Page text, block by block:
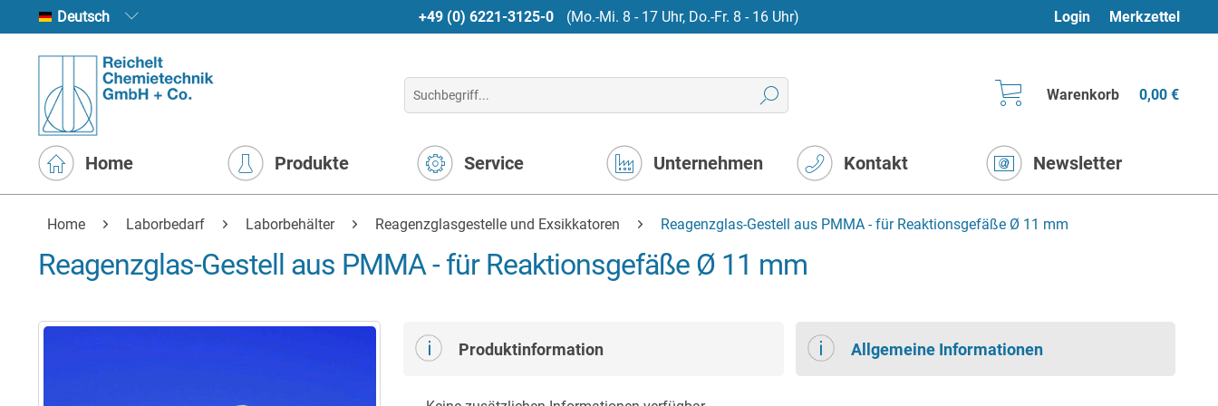
Deutsch +49 (0) 6221-3125-0 (Mo.-Mi. 8 - 17 Uhr, Do.-Fr. 8 - 16 Uhr) Login Merkzettel
Warenkorb 0,00 €
Home Produkte Service Unternehmen Kontakt Newsletter
Home Laborbedarf Laborbehälter Reagenzglasgestelle und Exsikkatoren Reagenzglas-Gestell aus PMMA - für Reaktionsgefäße Ø 11 mm
Reagenzglas-Gestell aus PMMA - für Reaktionsgefäße Ø 11 mm
Produktinformation Allgemeine Informationen